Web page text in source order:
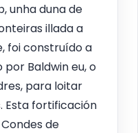
unha duna de
illada a
foi construído a
por Baldwin eu, o
para loitar
Esta fortificación
de